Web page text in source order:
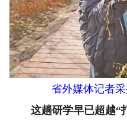
省外媒体记者
这趟研学早已超越“